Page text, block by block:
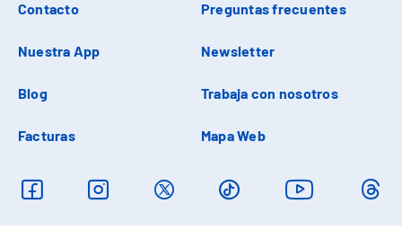
Contacto Preguntas frecuentes
Nuestra App Newsletter
Blog Trabaja con nosotros
Facturas Mapa Web